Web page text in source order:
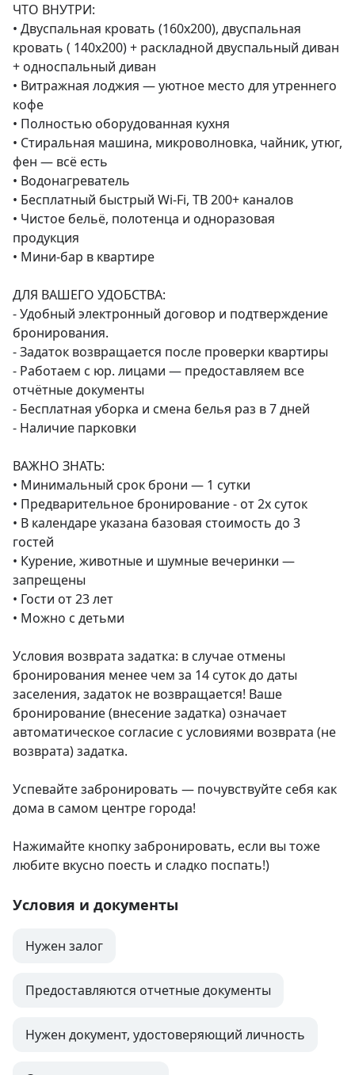
ЧТО ВНУТРИ:
• Двуспальная кровать (160х200), двуспальная
кровать ( 140х200) + раскладной двуспальный диван
+ односпальный диван
• Витражная лоджия — уютное место для утреннего
кофе
• Полностью оборудованная кухня
• Стиральная машина, микроволновка, чайник, утюг,
фен — всё есть
• Водонагреватель
• Бесплатный быстрый Wi-Fi, ТВ 200+ каналов
• Чистое бельё, полотенца и одноразовая
продукция
• Мини-бар в квартире
ДЛЯ ВАШЕГО УДОБСТВА:
- Удобный электронный договор и подтверждение
бронирования.
- Задаток возвращается после проверки квартиры
- Работаем с юр. лицами — предоставляем все
отчётные документы
- Бесплатная уборка и смена белья раз в 7 дней
- Наличие парковки
ВАЖНО ЗНАТЬ:
• Минимальный срок брони — 1 сутки
• Предварительное бронирование - от 2х суток
• В календаре указана базовая стоимость до 3
гостей
• Курение, животные и шумные вечеринки —
запрещены
• Гости от 23 лет
• Можно с детьми
Условия возврата задатка: в случае отмены
бронирования менее чем за 14 суток до даты
заселения, задаток не возвращается! Ваше
бронирование (внесение задатка) означает
автоматическое согласие с условиями возврата (не
возврата) задатка.
Успевайте забронировать — почувствуйте себя как
дома в самом центре города!
Нажимайте кнопку забронировать, если вы тоже
любите вкусно поесть и сладко поспать!)
Условия и документы
Нужен залог
Предоставляются отчетные документы
Нужен документ, удостоверяющий личность